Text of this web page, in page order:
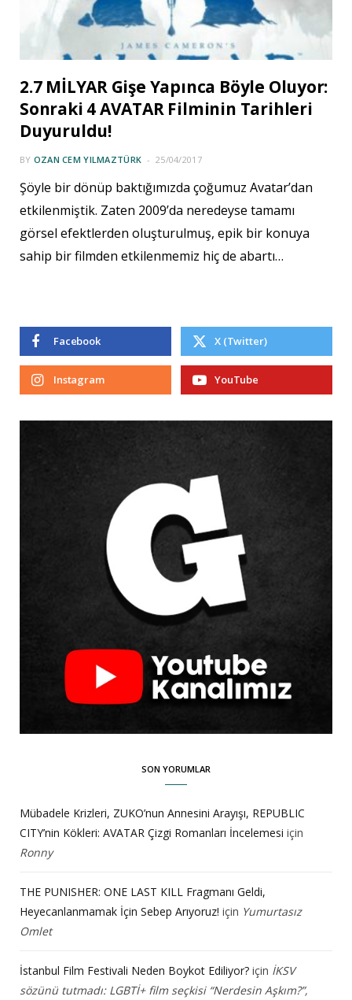
2.7 MİLYAR Gişe Yapınca Böyle Oluyor:
Sonraki 4 AVATAR Filminin Tarihleri
Duyuruldu!
BY OZAN CEM YILMAZTÜRK 25/04/2017
Şöyle bir dönüp baktığımızda çoğumuz Avatar’dan
etkilenmiştik. Zaten 2009’da neredeyse tamamı
görsel efektlerden oluşturulmuş, epik bir konuya
sahip bir filmden etkilenmemiz hiç de abartı…
Facebook X (Twitter)
Instagram YouTube
SON YORUMLAR
Mübadele Krizleri, ZUKO’nun Annesini Arayışı, REPUBLIC
CITY’nin Kökleri: AVATAR Çizgi Romanları İncelemesi için
Ronny
THE PUNISHER: ONE LAST KILL Fragmanı Geldi,
Heyecanlanmamak İçin Sebep Arıyoruz! için Yumurtasız
Omlet
İstanbul Film Festivali Neden Boykot Ediliyor? için İKSV
sözünü tutmadı: LGBTİ+ film seçkisi “Nerdesin Aşkım?”,